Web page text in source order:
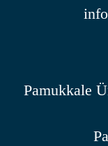
Pamukkale